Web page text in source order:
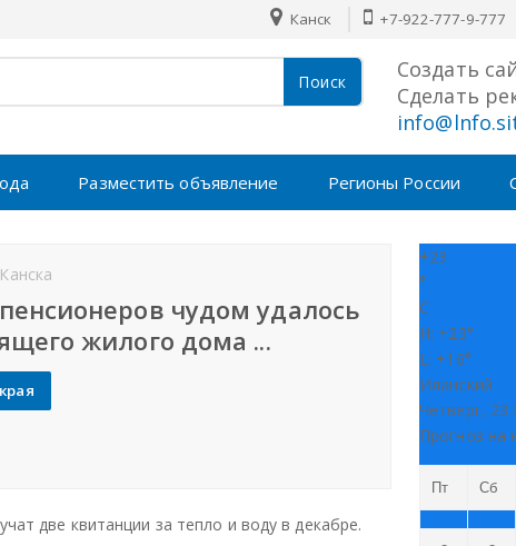
Канск +7-922-777-9-777
Поиск Создать
Сделать
Разместить объявление Регионы России
чудом удалось
жилого дома ...
две квитанции за тепло и воду в декабре.
+23
°
C
H: +23°
L: +16°
Иланский
Четверг,
Прогноз на
Пт Сб